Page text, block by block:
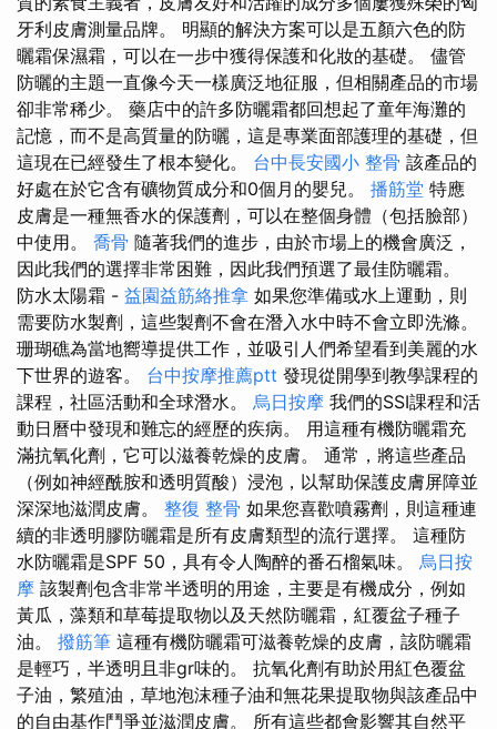
牙利皮膚測量品牌。 明顯的解決方案可以是五顏六色的防
曬霜保濕霜，可以在一步中獲得保護和化妝的基礎。 儘管
防曬的主題一直像今天一樣廣泛地征服，但相關產品的市場
卻非常稀少。 藥店中的許多防曬霜都回想起了童年海灘的
記憶，而不是高質量的防曬，這是專業面部護理的基礎，但
這現在已經發生了根本變化。 台中長安國小 整骨 該產品的
好處在於它含有礦物質成分和0個月的嬰兒。 播筋堂 特應
皮膚是一種無香水的保護劑，可以在整個身體（包括臉部）
中使用。 喬骨 隨著我們的進步，由於市場上的機會廣泛，
因此我們的選擇非常困難，因此我們預選了最佳防曬霜。
防水太陽霜 - 益園益筋絡推拿 如果您準備或水上運動，則
需要防水製劑，這些製劑不會在潛入水中時不會立即洗滌。
珊瑚礁為當地嚮導提供工作，並吸引人們希望看到美麗的水
下世界的遊客。 台中按摩推薦ptt 發現從開學到教學課程的
課程，社區活動和全球潛水。 烏日按摩 我們的SSI課程和活
動日曆中發現和難忘的經歷的疾病。 用這種有機防曬霜充
滿抗氧化劑，它可以滋養乾燥的皮膚。 通常，將這些產品
（例如神經酰胺和透明質酸）浸泡，以幫助保護皮膚屏障並
深深地滋潤皮膚。 整復 整骨 如果您喜歡噴霧劑，則這種連
續的非透明膠防曬霜是所有皮膚類型的流行選擇。 這種防
水防曬霜是SPF 50，具有令人陶醉的番石榴氣味。 烏日按
摩 該製劑包含非常半透明的用途，主要是有機成分，例如
黃瓜，藻類和草莓提取物以及天然防曬霜，紅覆盆子種子
油。 撥筋筆 這種有機防曬霜可滋養乾燥的皮膚，該防曬霜
是輕巧，半透明且非gr味的。 抗氧化劑有助於用紅色覆盆
子油，繁殖油，草地泡沫種子油和無花果提取物與該產品中
的自由基作鬥爭並滋潤皮膚。 所有這些都會影響其自然平